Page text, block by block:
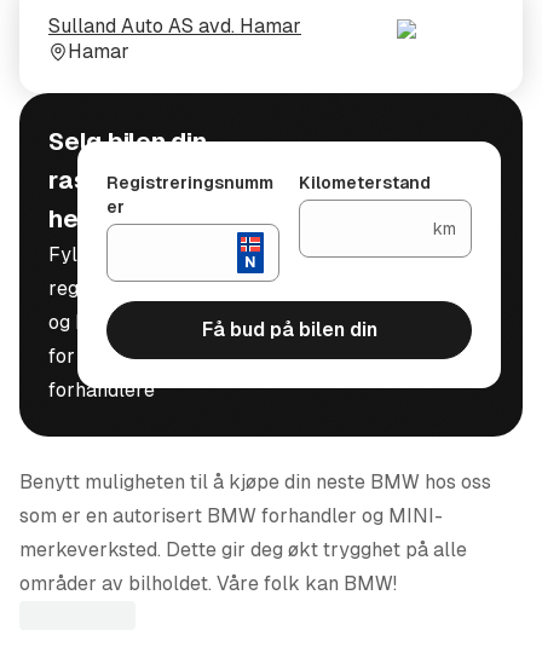
Selger
Sulland Auto AS avd. Hamar
Selgerens
plass
Hamar
Selg bilen din
raskt, trygt og
helt gratis
Fyll inn
registreringsnummer
og kilometerstand
for å motta bud fra
forhandlere
Registreringsnumm
er
Kilometerstand
km
Få bud på bilen din
Benytt muligheten til å kjøpe din neste BMW hos oss
som er en autorisert BMW forhandler og MINI-
merkeverksted. Dette gir deg økt trygghet på alle
områder av bilholdet. Våre folk kan BMW!